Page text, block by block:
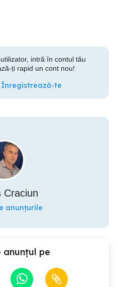
intră în contul tău
ți rapid un cont nou!
te
Craciun
anunțurile
anunțul pe